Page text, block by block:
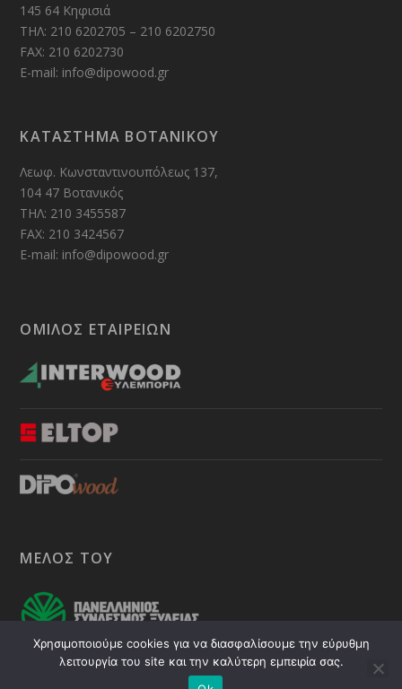
145 64 Κηφισιά
ΤΗΛ: 210 6202705 – 210 6202750
FAX: 210 6202730
E-mail: info@dipowood.gr
ΚΑΤΑΣΤΗΜΑ ΒΟΤΑΝΙΚΟΥ
Λεωφ. Κωνσταντινουπόλεως 137,
104 47 Βοτανικός
ΤΗΛ: 210 3455587
FAX: 210 3424567
E-mail: info@dipowood.gr
ΟΜΙΛΟΣ ΕΤΑΙΡΕΙΩΝ
ΜΕΛΟΣ ΤΟΥ
© 2026 Powered byexiadv.gr
Χρησιμοποιούμε cookies για να διασφαλίσουμε την εύρυθμη
λειτουργία του site και την καλύτερη εμπειρία σας.